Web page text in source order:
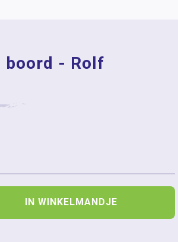
boord - Rolf
IN WINKELMANDJE